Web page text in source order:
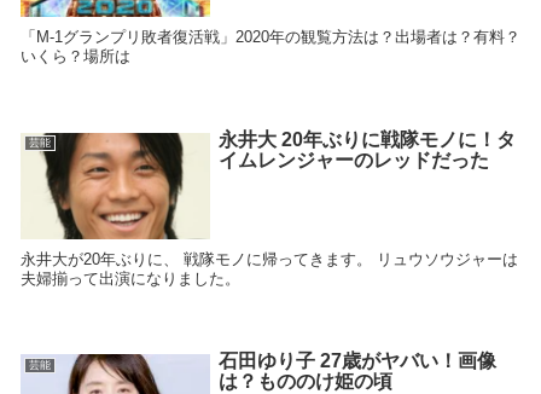
「M-1グランプリ敗者復活戦」2020年の観覧方法は？出場者は？有料？
いくら？場所は
芸能
永井大 20年ぶりに戦隊モノに！タ
イムレンジャーのレッドだった
永井大が20年ぶりに、 戦隊モノに帰ってきます。 リュウソウジャーは
夫婦揃って出演になりました。
芸能
石田ゆり子 27歳がヤバい！画像
は？もののけ姫の頃